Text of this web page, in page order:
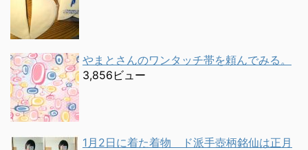
やまとさんのワンタッチ帯を頼んでみる。
3,856ビュー
1月2日に着た着物 ド派手壺柄銘仙は正月